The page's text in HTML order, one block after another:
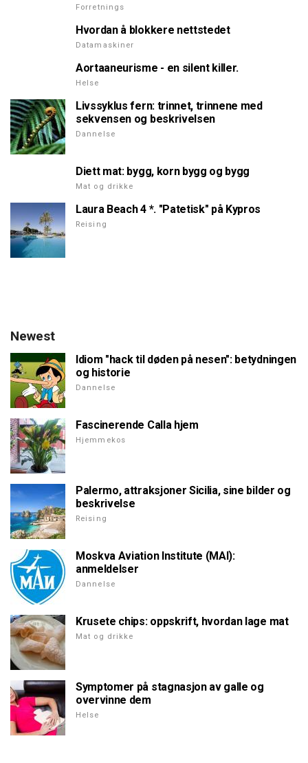
Forretnings
Hvordan å blokkere nettstedet
Datamaskiner
Aortaaneurisme - en silent killer.
Helse
Livssyklus fern: trinnet, trinnene med
sekvensen og beskrivelsen
Dannelse
Diett mat: bygg, korn bygg og bygg
Mat og drikke
Laura Beach 4 *. "Patetisk" på Kypros
Reising
Newest
Idiom "hack til døden på nesen": betydningen
og historie
Dannelse
Fascinerende Calla hjem
Hjemmekos
Palermo, attraksjoner Sicilia, sine bilder og
beskrivelse
Reising
Moskva Aviation Institute (MAI):
anmeldelser
Dannelse
Krusete chips: oppskrift, hvordan lage mat
Mat og drikke
Symptomer på stagnasjon av galle og
overvinne dem
Helse